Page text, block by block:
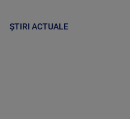
ȘTIRI ACTUALE